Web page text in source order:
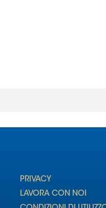
PRIVACY
LAVORA CON NOI